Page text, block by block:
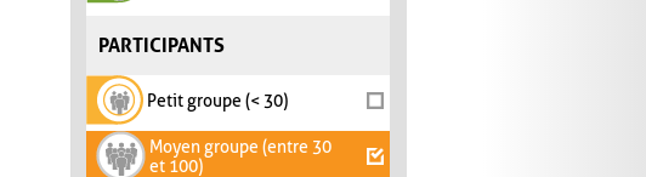
PARTICIPANTS
Petit groupe (< 30)
Moyen groupe (entre 30
et 100)